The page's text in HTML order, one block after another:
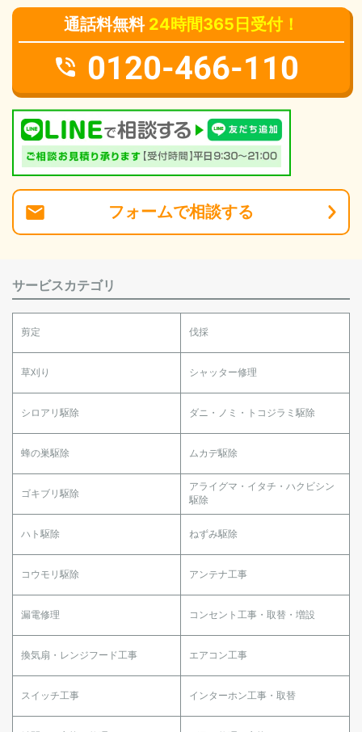
通話料無料 24時間365日受付！
0120-466-110
フォームで相談する
サービスカテゴリ
剪定 伐採
草刈り シャッター修理
シロアリ駆除 ダニ・ノミ・トコジラミ駆除
蜂の巣駆除 ムカデ駆除
ゴキブリ駆除
アライグマ・イタチ・ハクビシン
駆除
ハト駆除 ねずみ駆除
コウモリ駆除 アンテナ工事
漏電修理 コンセント工事・取替・増設
換気扇・レンジフード工事 エアコン工事
スイッチ工事 インターホン工事・取替